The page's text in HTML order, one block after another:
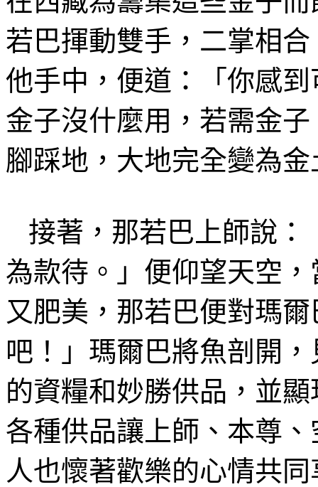
若巴揮動雙手，二掌相
他手中，便道：「你感
金子沒什麼用，若需金
腳踩地 ，大地完全變為
接著，那若巴上師說：
為款待。」便仰望天空
又肥美，那若巴便對瑪爾
吧！」 瑪爾巴將魚剖開
的資糧和妙勝供品，並
各種供品讓上師、本尊
人也懷著歡樂的心情共